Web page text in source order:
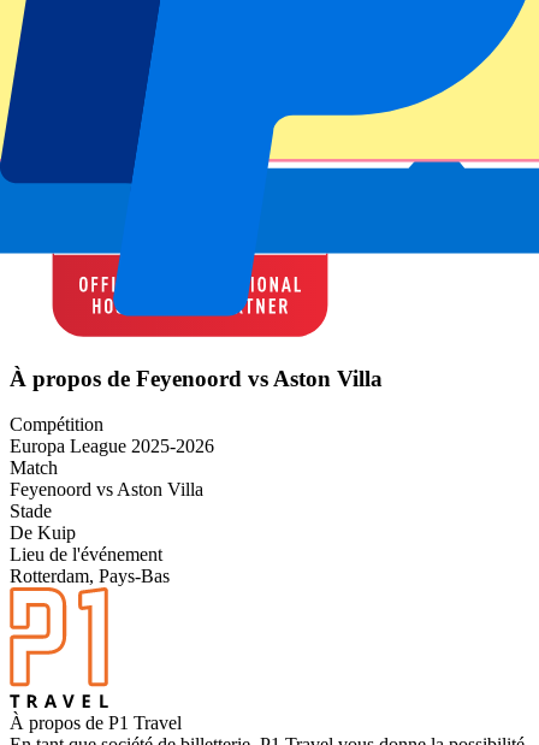
Merci d'avoir envoyé le formulaire !
Informations sur l'événement
À propos de Feyenoord vs Aston Villa
Compétition
Europa League 2025-2026
Match
Feyenoord vs Aston Villa
Stade
De Kuip
Lieu de l'événement
Rotterdam, Pays-Bas
À propos de P1 Travel